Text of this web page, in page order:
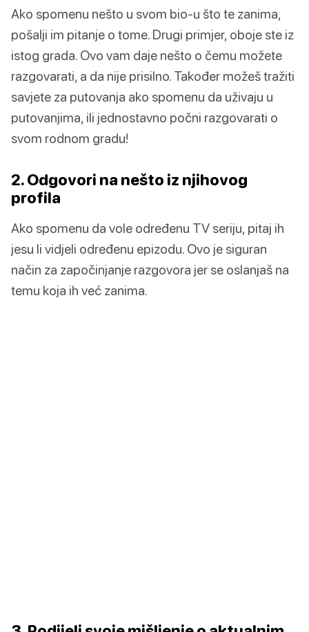
Ako spomenu nešto u svom bio-u što te zanima,
pošalji im pitanje o tome. Drugi primjer, oboje ste iz
istog grada. Ovo vam daje nešto o čemu možete
razgovarati, a da nije prisilno. Također možeš tražiti
savjete za putovanja ako spomenu da uživaju u
putovanjima, ili jednostavno počni razgovarati o
svom rodnom gradu!
2. Odgovori na nešto iz njihovog
profila
Ako spomenu da vole određenu TV seriju, pitaj ih
jesu li vidjeli određenu epizodu. Ovo je siguran
način za započinjanje razgovora jer se oslanjaš na
temu koja ih već zanima.